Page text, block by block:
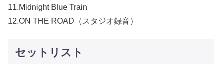
11.Midnight Blue Train
12.ON THE ROAD（スタジオ録音）
セットリスト